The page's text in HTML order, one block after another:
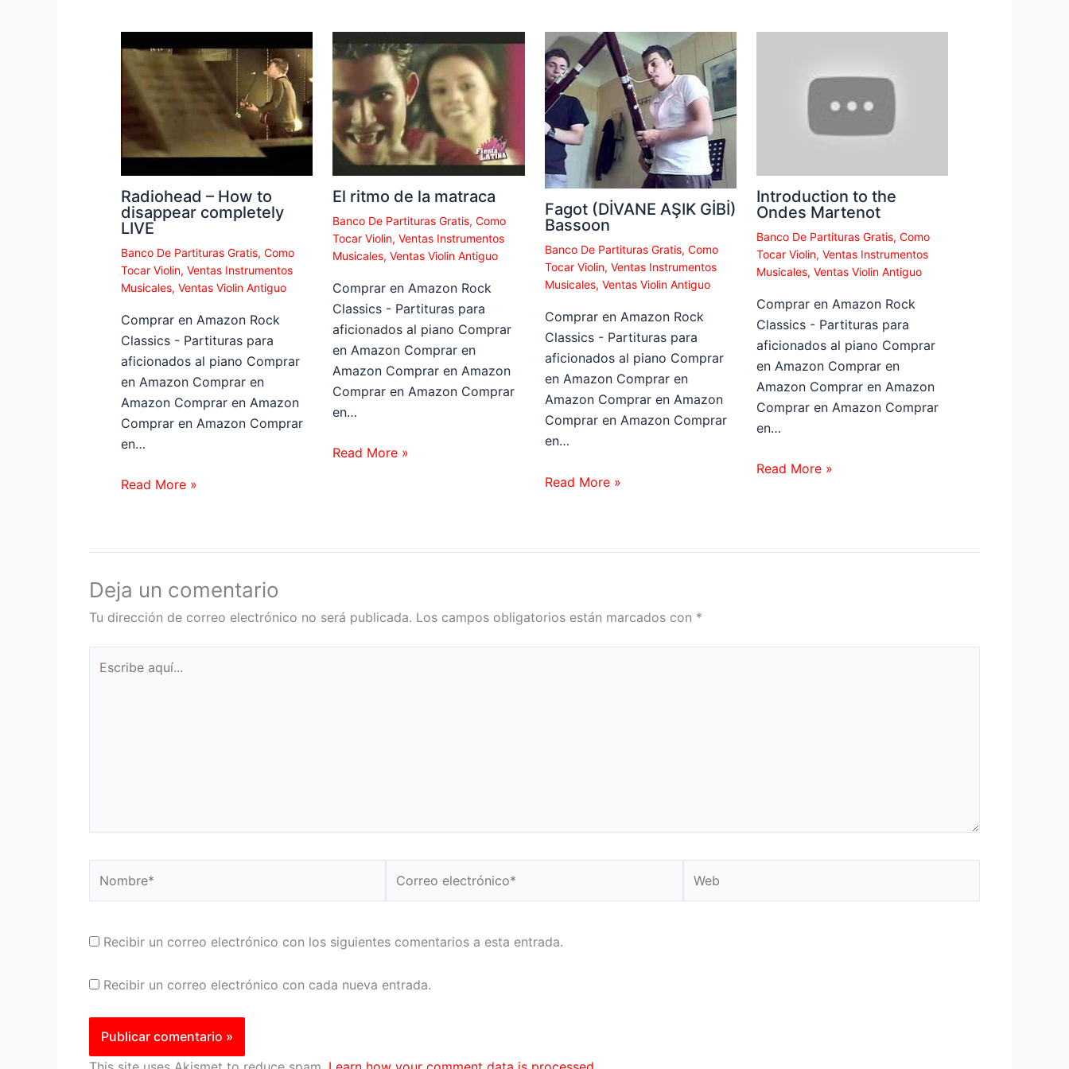
Radiohead – How to
disappear completely
LIVE
Banco De Partituras Gratis, Como
Tocar Violin, Ventas Instrumentos
Musicales, Ventas Violin Antiguo
Comprar en Amazon Rock
Classics - Partituras para
aficionados al piano Comprar
en Amazon Comprar en
Amazon Comprar en Amazon
Comprar en Amazon Comprar
en…
Read More »
El ritmo de la matraca
Banco De Partituras Gratis,Como
Tocar Violin,Ventas Instrumentos
Musicales,Ventas Violin Antiguo
Comprar en Amazon Rock
Classics - Partituras para
aficionados al piano Comprar
en Amazon Comprar en
Amazon Comprar en Amazon
Comprar en Amazon Comprar
en…
Read More »
Fagot (DİVANE AŞIK GİBİ)
Bassoon
Banco De Partituras Gratis, Como
Tocar Violin, Ventas Instrumentos
Musicales, Ventas Violin Antiguo
Comprar en Amazon Rock
Classics - Partituras para
aficionados al piano Comprar
en Amazon Comprar en
Amazon Comprar en Amazon
Comprar en Amazon Comprar
en…
Read More »
Introduction to the
Ondes Martenot
Banco De Partituras Gratis, Como
Tocar Violin, Ventas Instrumentos
Musicales, Ventas Violin Antiguo
Comprar en Amazon Rock
Classics - Partituras para
aficionados al piano Comprar
en Amazon Comprar en
Amazon Comprar en Amazon
Comprar en Amazon Comprar
en…
Read More »
Deja un comentario
Tu dirección de correo electrónico no será publicada. Los campos obligatorios están marcados con *
aquí...
electrónico*
Recibir un correo electrónico con los siguientes comentarios a esta entrada.
Recibir un correo electrónico con cada nueva entrada.